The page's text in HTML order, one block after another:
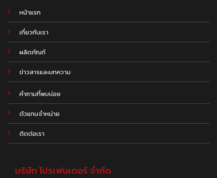
หน้าแรก
เกี่ยวกับเรา
ผลิตภัณฑ์
ข่าวสารและบทความ
.
คำถามที่พบบ่อย
ตัวแทนจำหน่าย
ติดต่อเรา
บริษัท โปรเฟนเดอร์ จำกัด